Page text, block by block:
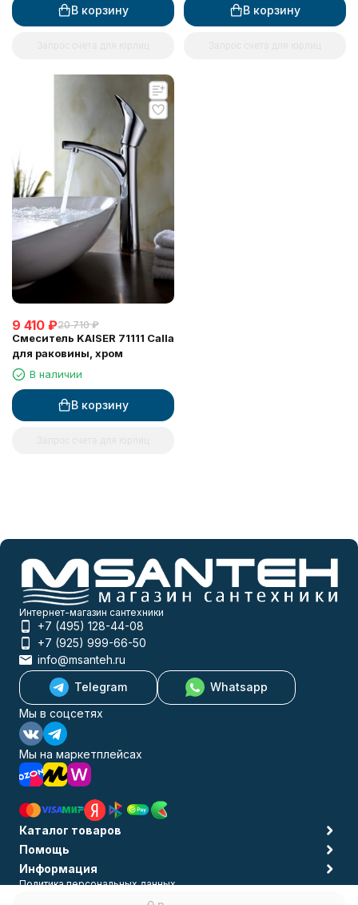
В корзину В корзину
9 410 ₽20 710 ₽
Смеситель KAISER 71111 Calla
для раковины, хром
В наличии
В корзину
Интернет-магазин сантехники
+7 (495) 128-44-08
+7 (925) 999-66-50
info@msanteh.ru
Telegram
Whatsapp
Мы в соцсетях
Мы на маркетплейсах
Каталог товаров
Помощь
Информация
Политика персональных данных